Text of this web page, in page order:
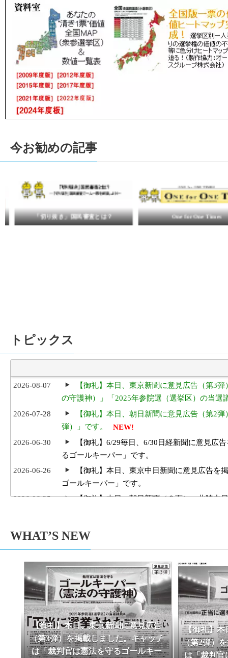
今お勧めの記事
「切り抜き」国民審査とは？ One for One Times
トピックス
2026-08-07
【御礼】本日、東京新聞に意見広告（第3
の守護神）」「2025年参院選（選挙区）の当
2026-07-28
【御礼】本日、朝日新聞に意見広告（第2
弾）」です。
NEW!
2026-06-30
【御礼】6/29毎日、6/30日経新聞に意見広
るゴールキーパー」です。
2026-06-26
【御礼】本日、東京中日新聞に意見広告
ゴールキーパー」です。
2026-06-25
【御礼】本日、朝日新聞（８面）・北陸中
ました。厚く御礼申し上げます。引き続きご支
2026-01-31
１人１票裁判（2025年参院）裁判情報を
2025-06-09
【サポーター有志による新聞 「One for
2025-06-08
１人１票裁判（2024年衆院）裁判情報を追
2025-05-03
【2025/05/03 東京新聞で意見広告（裁判所
2025-05-03
【御礼及び意見広告掲載のためのご寄付の
ました。厚く御礼申し上げます。引き続きご支
WHAT’S NEW
【御礼】本日、東京新聞に意見広告
（第3弾）を掲載しました。キャッチ
は「裁判官は憲法を守るゴールキー
Aug
2026
【御礼】本
（第2弾）
は「裁判官
2026